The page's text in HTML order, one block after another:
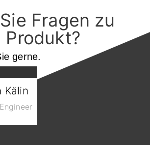
Fragen zu
Produkt?
gerne.
Kälin